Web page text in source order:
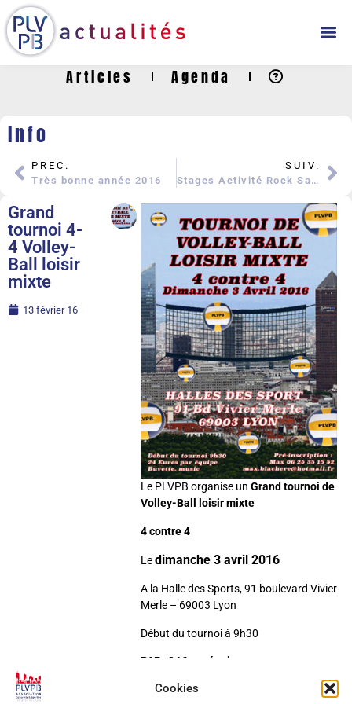
Cookies
Articles Agenda
Info
PREC.
Très bonne année 2016
SUIV.
Stages Activité Rock Salsa
Grand
tournoi 4-
4 Volley-
Ball loisir
mixte
13 février 16
Le PLVPB organise un Grand tournoi de
Volley-Ball loisir mixte
4 contre 4
Ledimanche 3 avril 2016
A la Halle des Sports, 91 boulevard Vivier
Merle – 69003 Lyon
Début du tournoi à 9h30
PAF : 24€ par équipe
Buvette, musique …